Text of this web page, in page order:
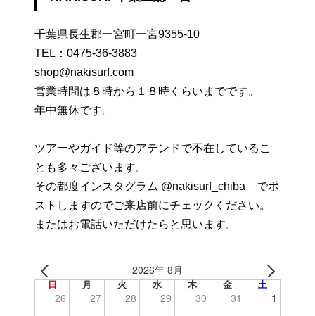
千葉県長生郡一宮町一宮9355-10
TEL： 0475-36-3883
shop@nakisurf.com
営業時間は８時から１８時くらいまでです。
年中無休です。
ツアーやガイド等のアテンドで不在しているこ
とも多々ございます。
その都度インスタグラム @nakisurf_chiba でポ
ストしますのでご来店前にチェックください。
またはお電話いただけたらと思います。
2026年 8月
日 月 火 水 木 金 土
26 27 28 29 30 31 1